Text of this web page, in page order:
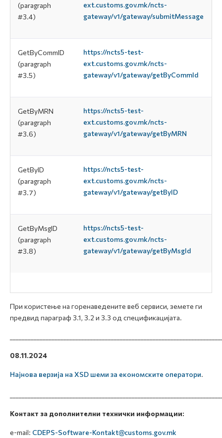
(paragraph
#3.4)
ext.customs.gov.mk/ncts-
gateway/v1/gateway/submitMessage
GetByCommID
(paragraph
#3.5)
https://ncts5-test-
ext.customs.gov.mk/ncts-
gateway/v1/gateway/getByCommId
GetByMRN
(paragraph
#3.6)
https://ncts5-test-
ext.customs.gov.mk/ncts-
gateway/v1/gateway/getByMRN
GetByID
(paragraph
#3.7)
https://ncts5-test-
ext.customs.gov.mk/ncts-
gateway/v1/gateway/getByID
GetByMsgID
(paragraph
#3.8)
https://ncts5-test-
ext.customs.gov.mk/ncts-
gateway/v1/gateway/getByMsgId
При користење на горенаведените веб сервиси, земете ги
предвид параграф 3.1, 3.2 и 3.3 од спецификацијата.
08.11.2024
Најнова верзија на XSD шеми за економските оператори.
Контакт за дополнителни технички информации:
e-mail: CDEPS-Software-Kontakt@customs.gov.mk